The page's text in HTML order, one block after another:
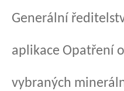
Generální
aplikace Opatření
vybraných